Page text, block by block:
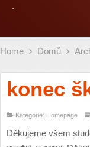
.
Home Domů
konec
Kategorie: Homepage
Děkujeme všem